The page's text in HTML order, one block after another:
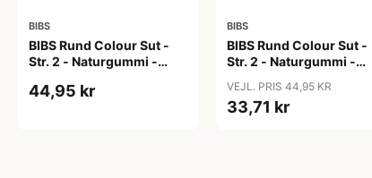
BIBS
BIBS Rund Colour Sut -
Str. 2 - Naturgummi -
44,95 kr
BIBS
BIBS Rund Colour Sut -
Str. 2 - Naturgummi -
VEJL. PRIS 44,95 KR
33,71 kr